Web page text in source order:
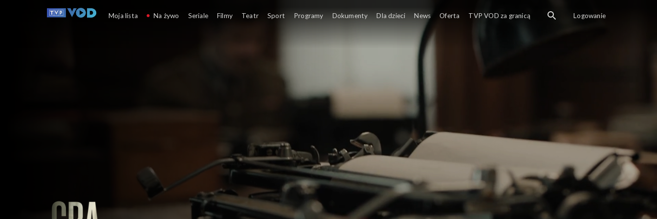
Moja lista Na żywo Seriale Filmy Teatr Sport Programy Dokumenty Dla dzieci News Oferta TVP VOD za granicą Logowanie